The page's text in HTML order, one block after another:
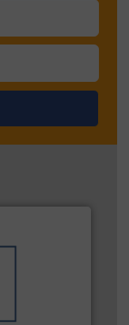
die klanten